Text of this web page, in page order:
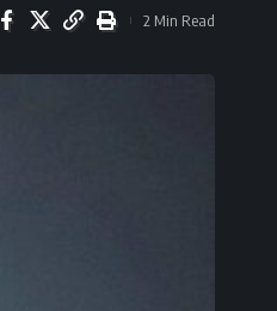
2 Min Read